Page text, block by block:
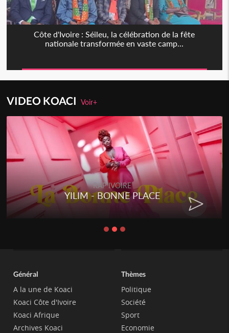
Côte d'Ivoire : Séileu, la célébration de la fête
nationale transformée en vaste camp...
VIDEO KOACIVoir+
RAP IVOIRE
YILIM - BONNE PLACE
Général
A la une de Koaci
Koaci Côte d'Ivoire
Koaci Afrique
Archives Koaci
Thèmes
Politique
Société
Sport
Economie